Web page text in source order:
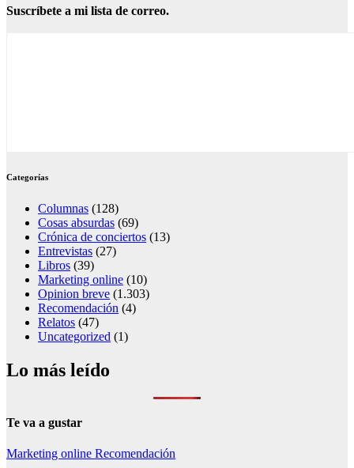
Suscríbete a mi lista de correo.
Categorías
Columnas (128)
Cosas absurdas (69)
Crónica de conciertos (13)
Entrevistas (27)
Libros (39)
Marketing online (10)
Opinion breve (1.303)
Recomendación (4)
Relatos (47)
Uncategorized (1)
Lo más leído
Te va a gustar
Marketing online Recomendación